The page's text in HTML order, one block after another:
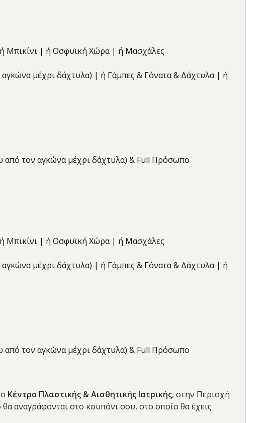
Μπικίνι | ή Οσφυϊκή Χώρα | ή Μασχάλες
μέχρι δάχτυλα) | ή Γάμπες & Γόνατα & Δάχτυλα | ή
από τον αγκώνα μέχρι δάχτυλα) & Full Πρόσωπο
Μπικίνι | ή Οσφυϊκή Χώρα | ή Μασχάλες
μέχρι δάχτυλα) | ή Γάμπες & Γόνατα & Δάχτυλα | ή
από τον αγκώνα μέχρι δάχτυλα) & Full Πρόσωπο
Κέντρο Πλαστικής & Αισθητικής Ιατρικής, στην Περιοχή
θα αναγράφονται στο κουπόνι σου, στο οποίο θα έχεις